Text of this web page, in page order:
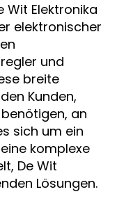
Wit Elektronika
elektronischer
und
breite
Kunden,
an
sich um ein
komplexe
De Wit
Lösungen.